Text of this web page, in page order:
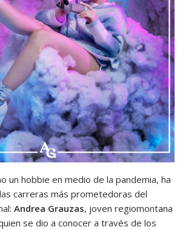
un hobbie en medio de la pandemia, ha
carreras más prometedoras del
Andrea Grauzas, joven regiomontana
se dio a conocer a través de los